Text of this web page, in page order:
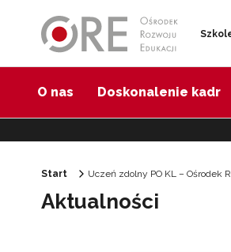
O nas Doskonalenie kadr
Start Uczeń zdolny PO KL – Ośrodek
Aktualności